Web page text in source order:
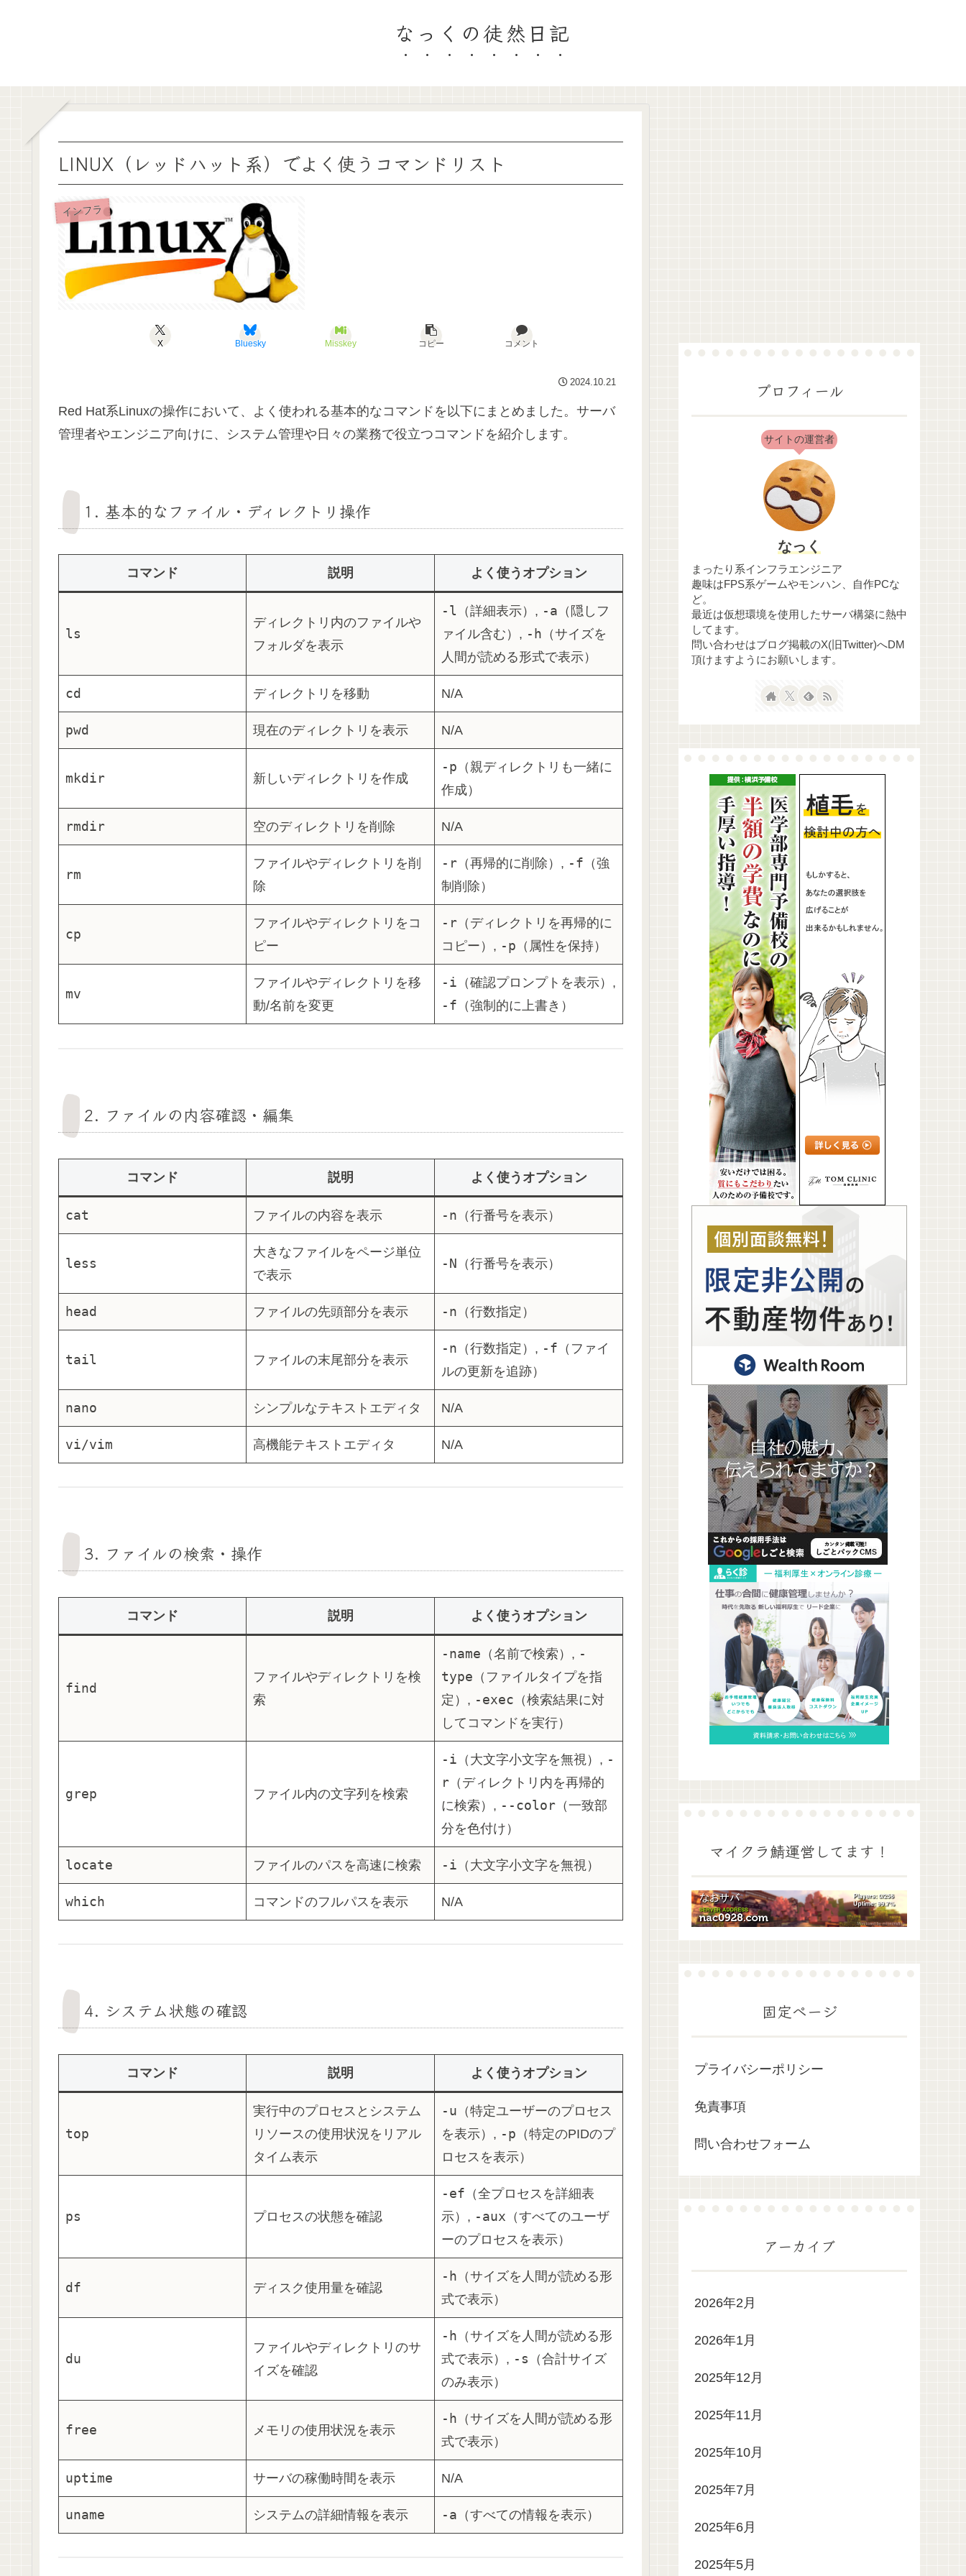
なっくの徒然日記
LINUX（レッドハット系）でよく使うコマンドリスト
インフラ
X Bluesky Misskey コピー コメント
2024.10.21
Red Hat系Linuxの操作において、よく使われる基本的なコマンドを以下にまとめました。サーバ
管理者やエンジニア向けに、システム管理や日々の業務で役立つコマンドを紹介します。
1. 基本的なファイル・ディレクトリ操作
コマンド 説明 よく使うオプション
ls
ディレクトリ内のファイルや
フォルダを表示
-l （詳細表示）, -a （隠しフ
ァイル含む）, -h （サイズを
人間が読める形式で表示）
cd ディレクトリを移動 N/A
pwd 現在のディレクトリを表示 N/A
mkdir 新しいディレクトリを作成
-p （親ディレクトリも一緒に
作成）
rmdir 空のディレクトリを削除 N/A
rm
ファイルやディレクトリを削
除
-r （再帰的に削除）, -f （強
制削除）
cp
ファイルやディレクトリをコ
ピー
-r （ディレクトリを再帰的に
コピー）, -p （属性を保持）
mv
ファイルやディレクトリを移
動/名前を変更
-i （確認プロンプトを表示）,
-f （強制的に上書き）
2. ファイルの内容確認・編集
コマンド 説明 よく使うオプション
cat ファイルの内容を表示 -n （行番号を表示）
less
大きなファイルをページ単位
で表示
-N （行番号を表示）
head ファイルの先頭部分を表示 -n （行数指定）
tail ファイルの末尾部分を表示
-n （行数指定）, -f （ファイ
ルの更新を追跡）
nano シンプルなテキストエディタ N/A
vi/vim 高機能テキストエディタ N/A
3. ファイルの検索・操作
コマンド 説明 よく使うオプション
find
ファイルやディレクトリを検
索
-name （名前で検索）, -
type （ファイルタイプを指
定）, -exec （検索結果に対
してコマンドを実行）
grep ファイル内の文字列を検索
-i （大文字小文字を無視）, -
r （ディレクトリ内を再帰的
に検索）, --color （一致部
分を色付け）
locate ファイルのパスを高速に検索 -i （大文字小文字を無視）
which コマンドのフルパスを表示 N/A
4. システム状態の確認
コマンド 説明 よく使うオプション
top
実行中のプロセスとシステム
リソースの使用状況をリアル
タイム表示
-u （特定ユーザーのプロセス
を表示）, -p （特定のPIDのプ
ロセスを表示）
ps プロセスの状態を確認
-ef （全プロセスを詳細表
示）, -aux （すべてのユーザ
ーのプロセスを表示）
df ディスク使用量を確認
-h （サイズを人間が読める形
式で表示）
du
ファイルやディレクトリのサ
イズを確認
-h （サイズを人間が読める形
式で表示）, -s （合計サイズ
のみ表示）
free メモリの使用状況を表示
-h （サイズを人間が読める形
式で表示）
uptime サーバの稼働時間を表示 N/A
uname システムの詳細情報を表示 -a （すべての情報を表示）
プロフィール
サイトの運営者
なっく
まったり系インフラエンジニア
趣味はFPS系ゲームやモンハン、自作PCな
ど。
最近は仮想環境を使用したサーバ構築に熱中
してます。
問い合わせはブログ掲載のX(旧Twitter)へDM
頂けますようにお願いします。
マイクラ鯖運営してます！
固定ページ
プライバシーポリシー
免責事項
問い合わせフォーム
アーカイブ
2026年2月
2026年1月
2025年12月
2025年11月
2025年10月
2025年7月
2025年6月
2025年5月